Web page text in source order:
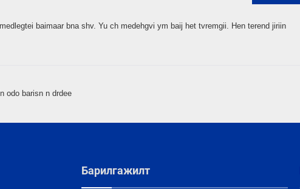
baimaar bna shv. Yu ch medehgvi ym baij het tvremgii. Hen terend jiriin
odo barisn n drdee
Барилгажилт